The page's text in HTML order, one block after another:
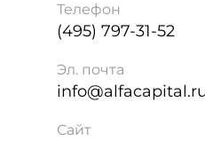
Телефон
(495) 797-31-52
Эл. почта
Сайт